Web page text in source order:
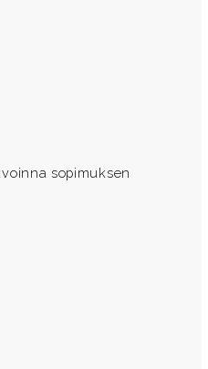
sopimuksen